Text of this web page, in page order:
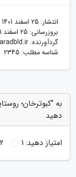
انتشار: 25 اسفند 1401
بروزرسانی: 25 اسفند 1401
گردآورنده: aradbld.ir
شناسه مطلب: 2345
به "کبوترخان؛
دهید
امتیاز دهید:1
2